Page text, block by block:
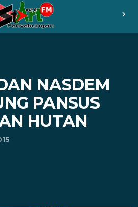
chevron_right
NASDEM
PANSUS
HUTAN